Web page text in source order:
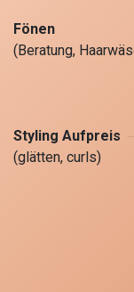
Fönen
(Beratung,
Styling Aufpreis
(glätten, curls)